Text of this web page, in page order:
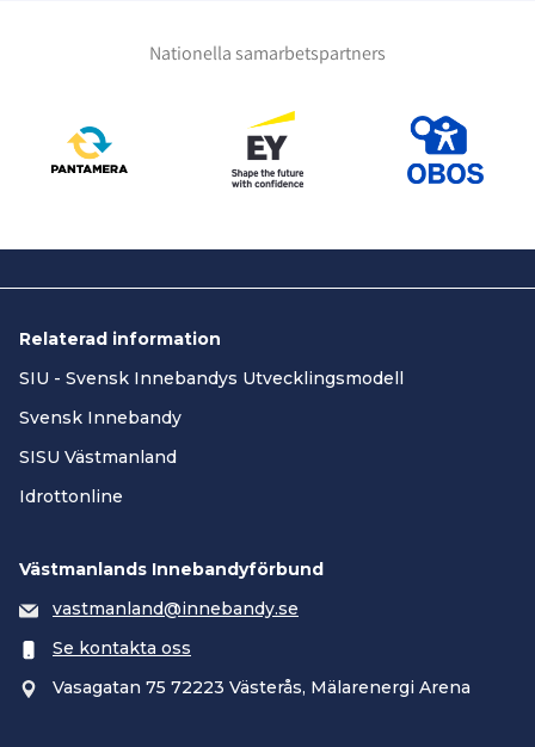
Nationella samarbetspartners
Relaterad information
SIU - Svensk Innebandys Utvecklingsmodell
Svensk Innebandy
SISU Västmanland
Idrottonline
Västmanlands Innebandyförbund
vastmanland@innebandy.se
Se kontakta oss
Vasagatan 75 72223 Västerås, Mälarenergi Arena